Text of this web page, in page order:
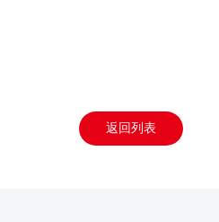
返回列表